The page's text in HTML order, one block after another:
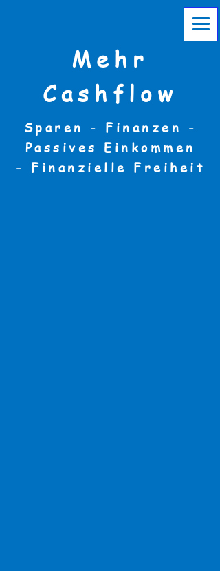
Mehr
Cashflow
Sparen - Finanzen -
Passives Einkommen
- Finanzielle Freiheit